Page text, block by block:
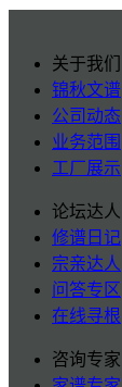
关于我们
锦秋文谱
公司动态
业务范围
工厂展示
论坛达人
修谱日记
宗亲达人
问答专区
在线寻根
咨询专家